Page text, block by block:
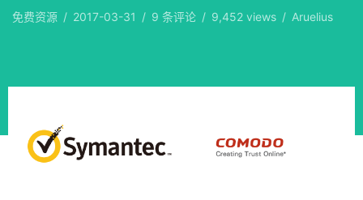
免费资源 / 2017-03-31 / 9 条评论 / 9,452 views / Aruelius